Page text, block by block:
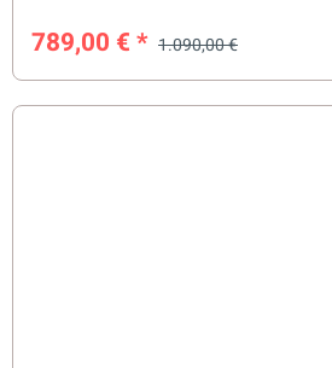
789,00 €* 1.090,00 €